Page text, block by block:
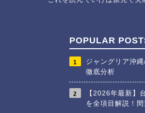
POPULAR
1
ジャングリア沖
徹底分析
2
【2026年最新】
を全項目解説！